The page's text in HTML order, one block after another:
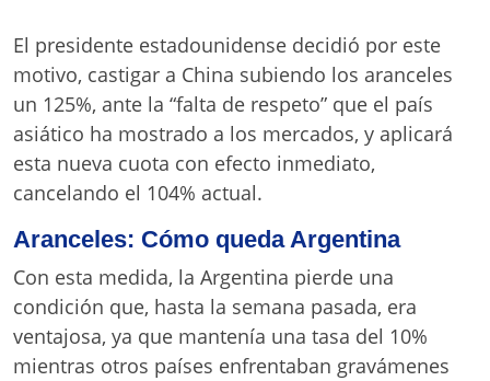
El presidente estadounidense decidió por este
motivo, castigar a China subiendo los aranceles
un 125%, ante la “falta de respeto” que el país
asiático ha mostrado a los mercados, y aplicará
esta nueva cuota con efecto inmediato,
cancelando el 104% actual.
Aranceles: Cómo queda Argentina
Con esta medida, la Argentina pierde una
condición que, hasta la semana pasada, era
ventajosa, ya que mantenía una tasa del 10%
mientras otros países enfrentaban gravámenes